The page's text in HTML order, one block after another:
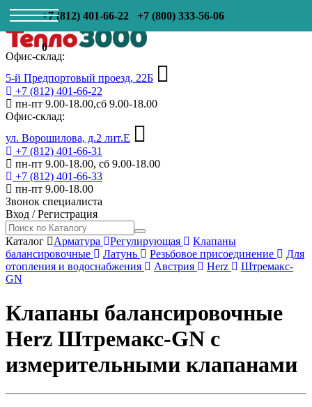
+7 (812) 401-66-22 +7 (800) 333-56-06
0
Офис-склад:
5-й Предпортовый проезд, 22Б
+7 (812) 401-66-22
пн-пт 9.00-18.00,сб 9.00-18.00
Офис-склад:
ул. Ворошилова, д.2 лит.Е
+7 (812) 401-66-31
пн-пт 9.00-18.00, сб 9.00-18.00
+7 (812) 401-66-33
пн-пт 9.00-18.00
Звонок специалиста
Вход /Регистрация
Каталог Арматура Регулирующая
Клапаны
балансировочные
Латунь Резьбовое присоединение
Для
отопления и водоснабжения
Австрия Herz
Штремакс-
GN
Клапаны балансировочные
Herz Штремакс-GN c
измерительными клапанами